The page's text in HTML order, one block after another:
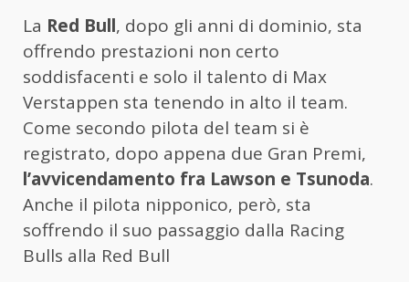
La Red Bull, dopo gli anni di dominio, sta
offrendo prestazioni non certo
soddisfacenti e solo il talento di Max
Verstappen sta tenendo in alto il team.
Come secondo pilota del team si è
registrato, dopo appena due Gran Premi,
l’avvicendamento fra Lawson e Tsunoda.
Anche il pilota nipponico, però, sta
soffrendo il suo passaggio dalla Racing
Bulls alla Red Bull